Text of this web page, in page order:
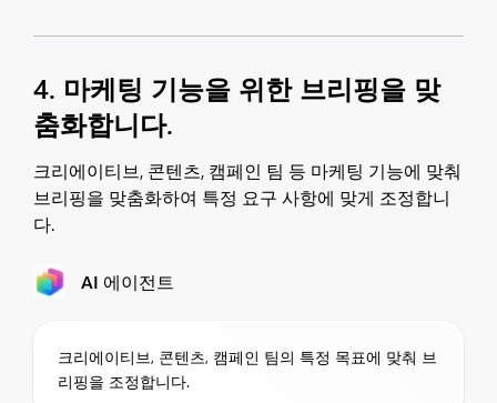
4. 마케팅 기능을 위한 브리핑을 맞
춤화합니다.
크리에이티브, 콘텐츠, 캠페인 팀 등 마케팅 기능에 맞춰
브리핑을 맞춤화하여 특정 요구 사항에 맞게 조정합니
다.
AI 에이전트
크리에이티브, 콘텐츠, 캠페인 팀의 특정 목표에 맞춰 브
리핑을 조정합니다.